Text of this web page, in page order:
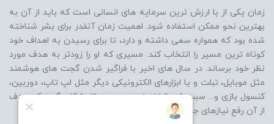
زمان یکی از با ارزش ترین سرمایه های انسانی است که باید از آن به
بهترین نحو ممکن استفاده شود. اهمیت زمان آنقدر برای بشر شناخته
شده بود که همواره سعی داشته و دارد، تا برای رسیدن به اهداف خود
کوتاه ترین مسیر را انتخاب کند. مسیری که او را زودتر به هدف مورد
نظر خود برساند. در سال های اخیر با فراگیر شدن گجت های هوشمند
مثل موبایل، تبلت و یا ابزارهای الکترونیکی دیگر مثل لپ تاپ، دوربین،
کنسول بازی و... سبب شد شاخه ای جدید در بازار شکل بگیرد که هدف
از آن رفع نیازهای جانبی از گروه محصولات باشد.